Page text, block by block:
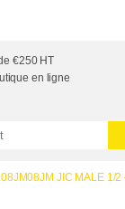
€250 HT
en ligne
JIC MALE 1/2